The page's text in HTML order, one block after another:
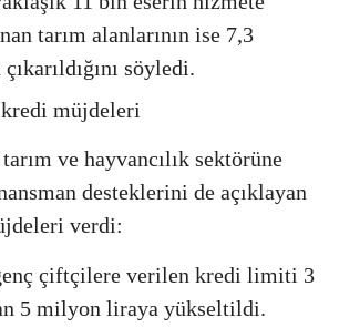
tarım alanlarının ise 7,3
söyledi.
müjdeleri
ve hayvancılık sektörüne
desteklerini de açıklayan
verdi:
çiftçilere verilen kredi limiti 3
5 milyon liraya yükseltildi.